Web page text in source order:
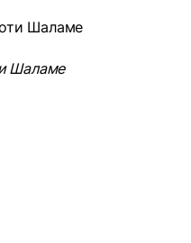
Шаламе